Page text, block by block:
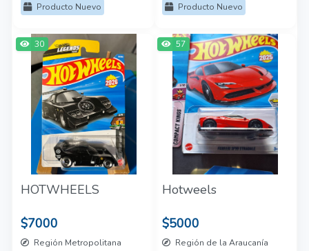
Producto Nuevo
Producto Nuevo
30
HOTWHEELS
$7000
Región Metropolitana
57
Hotweels
$5000
Región de la Araucanía